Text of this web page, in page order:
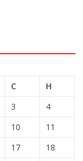
С
Н
3
4
10
11
17
18